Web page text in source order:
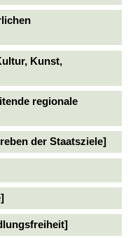
Kunst,
regionale
der Staatsziele]